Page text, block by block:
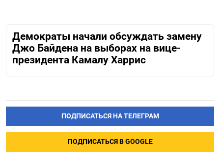
Демократы начали обсуждать замену
Джо Байдена на выборах на вице-
президента Камалу Харрис
ПОДПИСАТЬСЯ НА ТЕЛЕГРАМ
ПОДПИСАТЬСЯ В GOOGLE